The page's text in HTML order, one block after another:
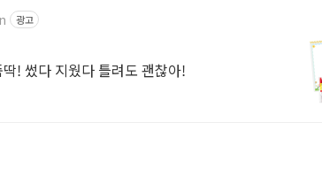
광고
! 썼다 지웠다 틀려도 괜찮아!